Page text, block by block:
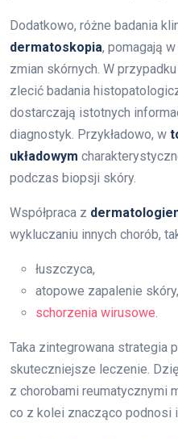
Dodatkowo, różne badania
dermatoskopia, pomagają
zmian skórnych. W
zlecić badania
dostarczają istotnych
diagnostyk. Przykładowo, w
układowym
podczas biopsji skóry.
Współpraca z
wykluczaniu innych chorób,
łuszczyca,
atopowe zapalenie skóry,
schorzenia wirusowe.
Taka zintegrowana strategia
skuteczniejsze leczenie.
z chorobami reumatycznymi
co z kolei znacząco podnosi